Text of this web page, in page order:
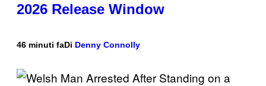
2026 Release Window
46 minuti faDi Denny Connolly